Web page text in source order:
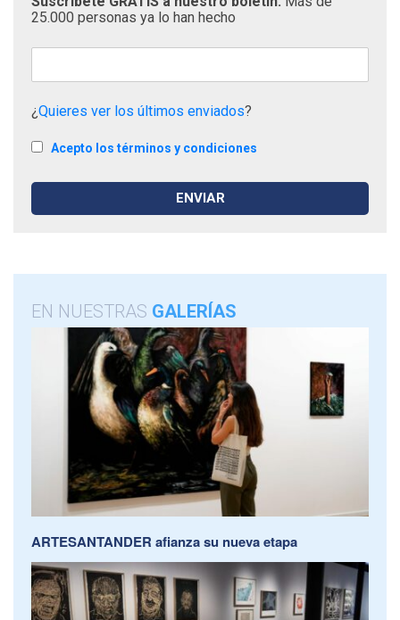
25.000 personas ya lo han hecho
¿Quieres ver los últimos enviados?
Acepto los términos y condiciones
EN NUESTRAS GALERÍAS
ARTESANTANDER afianza su nueva etapa